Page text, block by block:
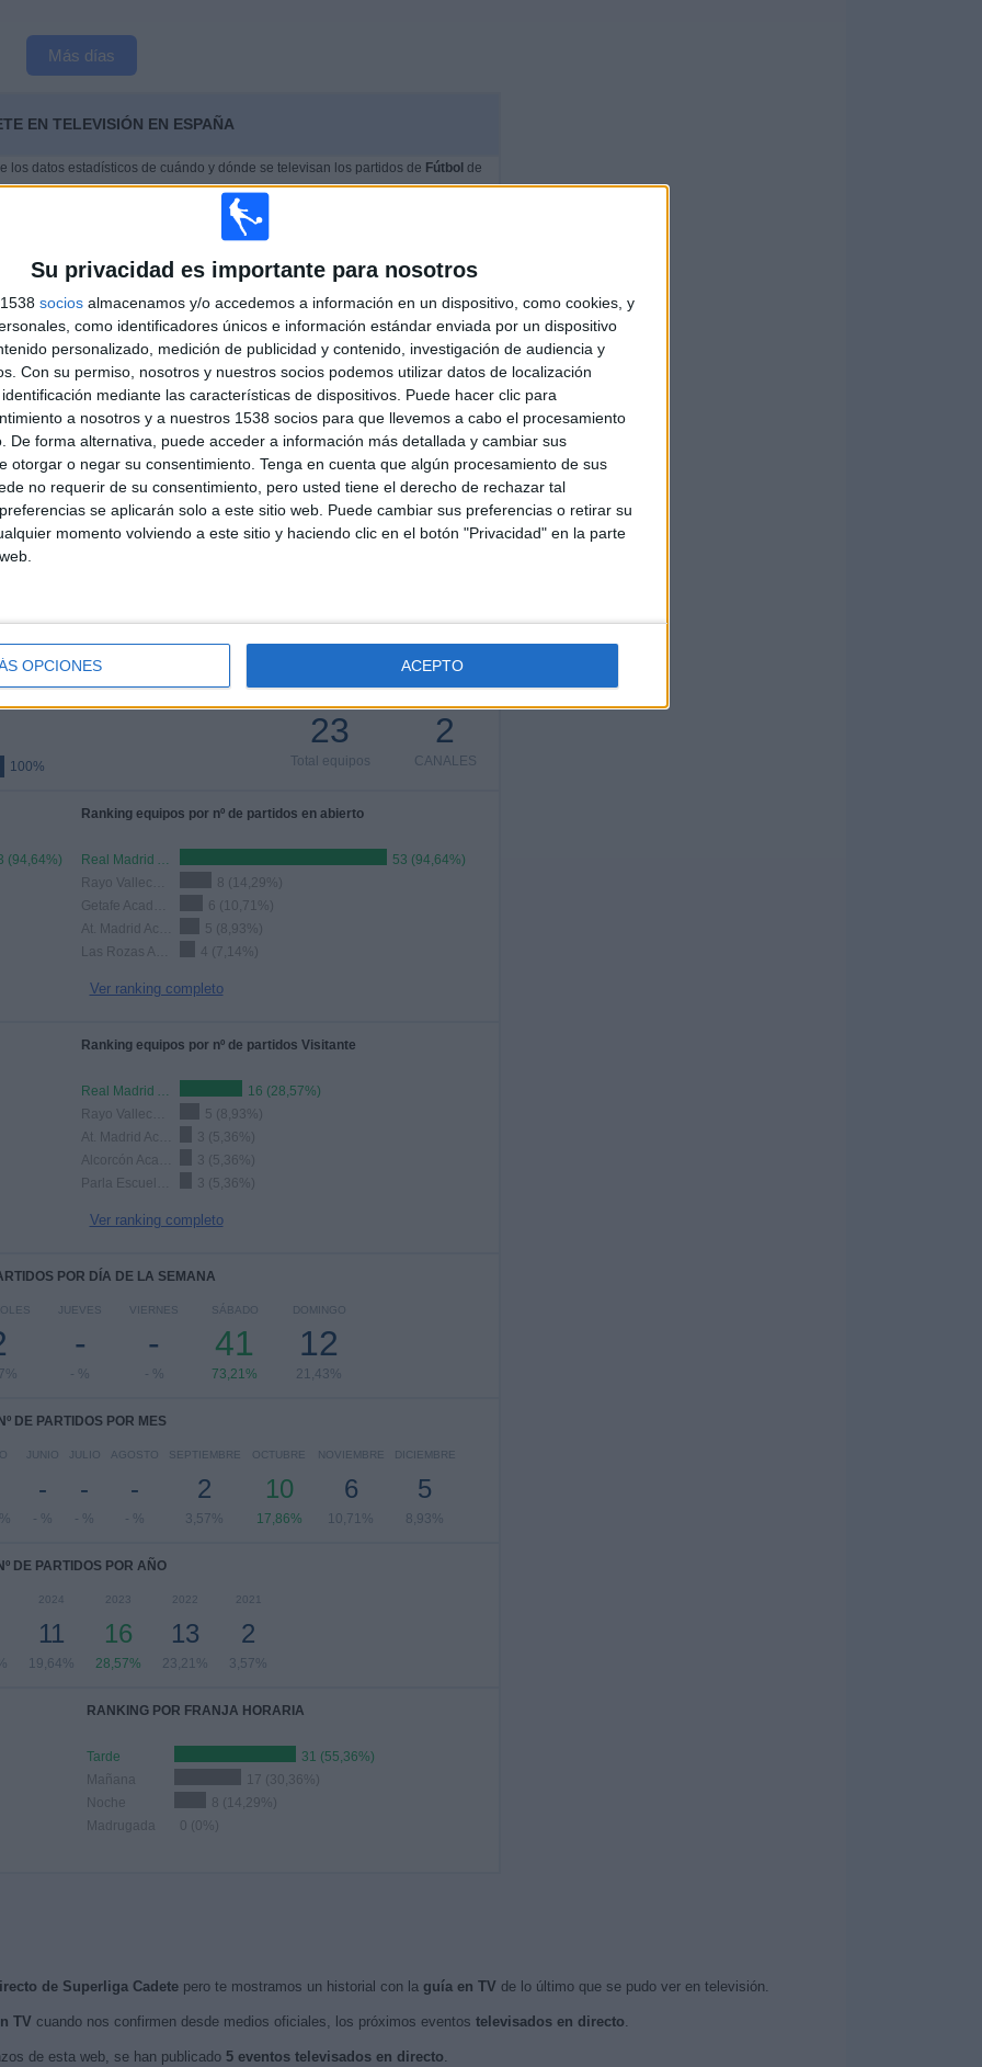
Su privacidad es importante para nosotros
socios almacenamos y/o accedemos a información en un dispositivo, como cookies, y
como identificadores únicos e información estándar enviada por un dispositivo
personalizado, medición de publicidad y contenido, investigación de audiencia y
Con su permiso, nosotros y nuestros socios podemos utilizar datos de localización
mediante las características de dispositivos. Puede hacer clic para
a nosotros y a nuestros 1538 socios para que llevemos a cabo el procesamiento
De forma alternativa, puede acceder a información más detallada y cambiar sus
otorgar o negar su consentimiento. Tenga en cuenta que algún procesamiento de sus
no requerir de su consentimiento, pero usted tiene el derecho de rechazar tal
se aplicarán solo a este sitio web. Puede cambiar sus preferencias o retirar su
momento volviendo a este sitio y haciendo clic en el botón "Privacidad" en la parte
OPCIONES ACEPTO
Más días
EN TELEVISIÓN EN ESPAÑA
los datos estadísticos de cuándo y dónde se televisan los partidos de Fútbol de
03/10/2021, podemos dar los siguientes datos:
Real Madrid Academy - Rayo Vallecano
Academy
4
TV
ÚLTIMO PARTIDO DE PAGO
-
- por
TOTAL
DÍAS
MEDIA
100%
2
CANALES
23
Total equipos
(94,64%)
Ranking equipos por nº de partidos en abierto
Real Madrid Academy
53 (94,64%)
8 (14,29%)
6 (10,71%)
5 (8,93%)
4 (7,14%)
Ver ranking completo
Ranking equipos por nº de partidos Visitante
Real Madrid Academy
16 (28,57%)
5 (8,93%)
3 (5,36%)
3 (5,36%)
3 (5,36%)
Ver ranking completo
POR DÍA DE LA SEMANA
JUEVES
-
- %
VIERNES
-
- %
SÁBADO
41
73,21%
DOMINGO
12
21,43%
Nº DE PARTIDOS POR MES
JUNIO
-
- %
JULIO
-
- %
AGOSTO
-
- %
SEPTIEMBRE
2
3,57%
OCTUBRE
10
17,86%
NOVIEMBRE
6
10,71%
DICIEMBRE
5
8,93%
DE PARTIDOS POR AÑO
2024
11
19,64%
2023
16
28,57%
2022
13
23,21%
2021
2
3,57%
RANKING POR FRANJA HORARIA
Tarde
31 (55,36%)
Mañana
17 (30,36%)
Noche
8 (14,29%)
Madrugada
0 (0%)
de Superliga Cadetepero te mostramos un historial con la guía en TV de lo último que se pudo ver en televisión.
TV cuando nos confirmen desde medios oficiales, los próximos eventos televisados en directo.
de esta web, se han publicado 5 eventos televisados en directo.